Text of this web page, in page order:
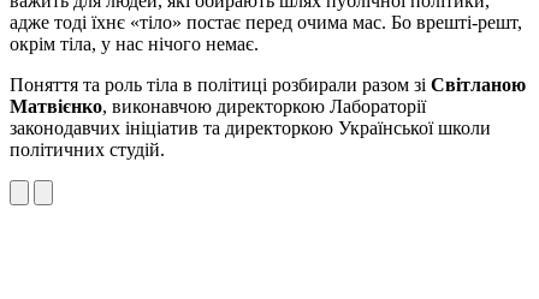
адже тоді їхнє «тіло» постає перед очима мас. Бо врешті-решт,
окрім тіла, у нас нічого немає.
Поняття та роль тіла в політиці розбирали разом зі Світланою
Матвієнко, виконавчою директоркою Лабораторії
законодавчих ініціатив та директоркою Української школи
політичних студій.